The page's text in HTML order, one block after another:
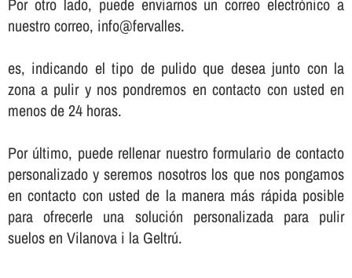
nuestro correo, info@fervalles.
es, indicando el tipo de pulido que desea junto con la
zona a pulir y nos pondremos en contacto con usted en
menos de 24 horas.
Por último, puede rellenar nuestro formulario de contacto
personalizado y seremos nosotros los que nos pongamos
en contacto con usted de la manera más rápida posible
para ofrecerle una solución personalizada para pulir
suelos en Vilanova i la Geltrú.